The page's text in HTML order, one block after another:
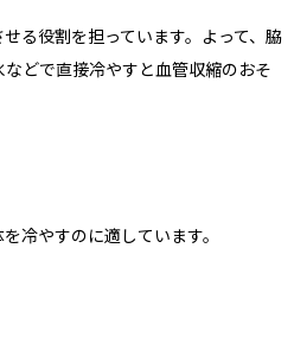
る役割を担っています。よって、脇
どで直接冷やすと血管収縮のおそ
冷やすのに適しています。